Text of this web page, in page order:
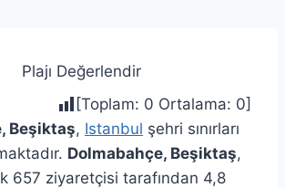
Plajı Değerlendir
[Toplam: 0 Ortalama: 0]
Beşiktaş, Istanbul şehri sınırları
Dolmabahçe, Beşiktaş,
657 ziyaretçisi tarafından 4,8